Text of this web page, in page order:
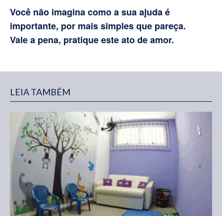
Você não imagina como a sua ajuda é
importante, por mais simples que pareça.
Vale a pena, pratique este ato de amor.
LEIA TAMBÉM